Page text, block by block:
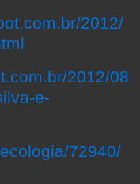
2012/
2012/08
e-
72940/